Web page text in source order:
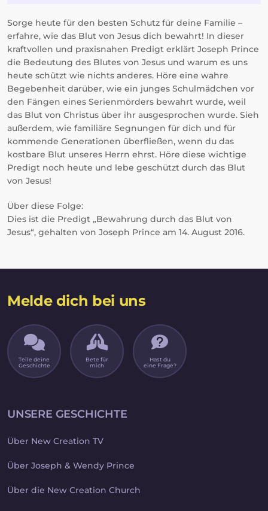
Sorge heute für den besten Schutz für deine Familie –
erfahre, wie das Blut von Jesus dich bewahrt! In dieser
kraftvollen und praxisnahen Predigt erklärt Joseph Prince
die Bedeutung des Blutes von Jesus und warum es uns
heute schützt wie nichts anderes. Höre eine wahre
Begebenheit darüber, wie ein junges Schulmädchen vor
den Fängen eines Serienmörders bewahrt wurde, weil
das Blut von Christus über ihr ausgesprochen wurde. Sieh
außerdem, wie familiäre Segnungen für dich und für
kommende Generationen überfließen, wenn du das
kostbare Blut unseres Herrn ehrst. Höre diese wichtige
Predigt noch heute und lebe geschützt durch das Blut
von Jesus!
Über diese Folge:
Dies ist die Predigt „Bewahrung durch das Blut von
Jesus“, gehalten von Joseph Prince am 14. August 2016.
Melde dich bei uns
Teile deine
Geschichte
Bete für
mich
Hast du
eine Frage?
UNSERE GESCHICHTE
Über New Creation TV
Über Joseph & Wendy Prince
Über die New Creation Church